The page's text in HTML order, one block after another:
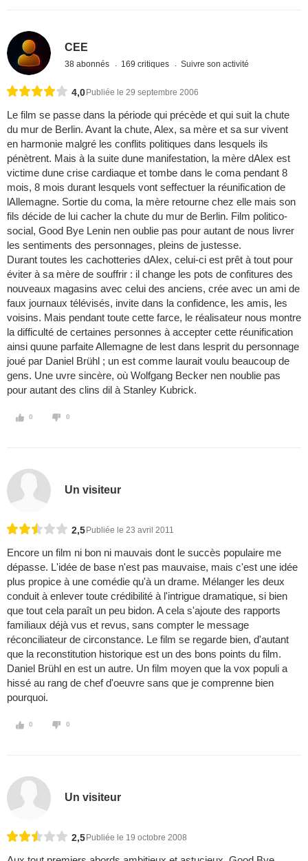
CEE
38 abonnés 169 critiques Suivre son activité
4,0 Publiée le 29 septembre 2006
Le film se passe dans la période qui précède et qui suit la chute
du mur de Berlin. Avant la chute, Alex, sa mère et sa sur vivent
en harmonie malgré les conflits politiques dans lesquels ils
pénètrent. Mais à la suite dune manifestation, la mère dAlex est
victime dune crise cardiaque et tombe dans le coma pendant 8
mois, 8 mois durant lesquels vont seffectuer la réunification de
lAllemagne. Sortie du coma, la mère retourne chez elle mais son
fils décide de lui cacher la chute du mur de Berlin. Film politico-
social, Good Bye Lenin nen oublie pas pour autant de nous livrer
les sentiments des personnages, pleins de justesse.
Durant toutes les cachotteries dAlex, celui-ci est prêt à tout pour
éviter à sa mère de souffrir : il change les pots de confitures des
nouveaux magasins avec celui des anciens, crée avec un ami de
faux journaux télévisés, invite dans la confidence, les amis, les
voisins. Mais pendant toute cette farce, le réalisateur nous montre
la difficulté de certaines personnes à accepter cette réunification
ainsi quune parfaite Allemagne de lest dans lesprit du personnage
joué par Daniel Brühl ; un est comme laurait voulu beaucoup de
gens. Une uvre sincère, où Wolfgang Becker nen noublie pas
pour autant des clins dil à Stanley Kubrick.
0 0
Un visiteur
2,5 Publiée le 23 avril 2011
Encore un film ni bon ni mauvais dont le succès populaire me
dépasse. L'idée de base n'est pas mauvaise, mais c'est une idée
plus propice à une comédie qu'à un drame. Mélanger les deux
conduit à enlever toute crédibilité à l'intrigue dramatique, si bien
que tout cela paraît un peu bidon. A cela s'ajoute des rapports
familiaux déjà vus et revus, sans compter le message
réconciliateur de circonstance. Le film se regarde bien, d'autant
que la reconstitution historique est un des bons points du film.
Daniel Brühl en est un autre. Un film moyen que la vox populi a
hissé au rang de chef d'oeuvre sans que je comprenne bien
pourquoi.
0 0
Un visiteur
2,5 Publiée le 19 octobre 2008